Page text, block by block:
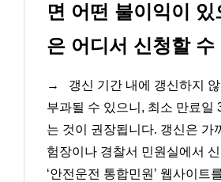
면 어떤 불이익이 있
은 어디서 신청할 수
→
갱신 기간 내에 갱신하지
부과될 수 있으니, 최소 만료일
는 것이 권장됩니다. 갱신은 가
험장이나 경찰서 민원실에서
‘안전운전 통합민원’ 웹사이트